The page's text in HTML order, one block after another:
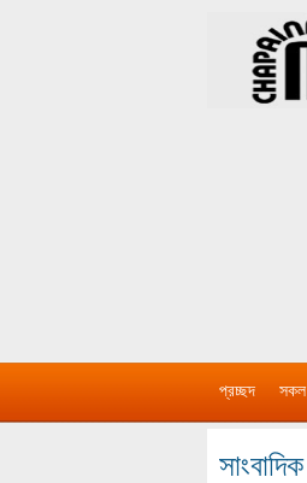
প্রচ্ছদ সকল